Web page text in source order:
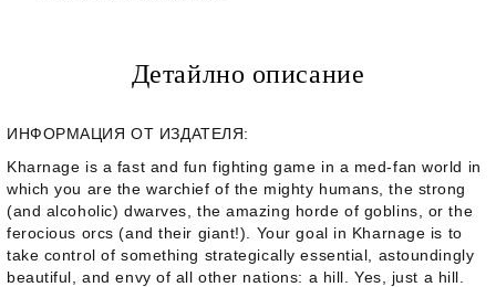
Детайлно описание
ИНФОРМАЦИЯ ОТ ИЗДАТЕЛЯ:
Kharnage is a fast and fun fighting game in a med-fan world in
which you are the warchief of the mighty humans, the strong
(and alcoholic) dwarves, the amazing horde of goblins, or the
ferocious orcs (and their giant!). Your goal in Kharnage is to
take control of something strategically essential, astoundingly
beautiful, and envy of all other nations: a hill. Yes, just a hill.